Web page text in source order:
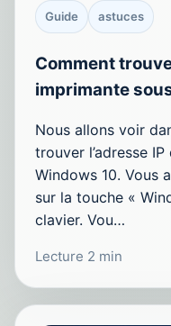
Guide astuces
Comment
imprimante
Nous allons voir
trouver l’adresse
Windows 10. Vous
sur la touche «
clavier. Vou…
Lecture 2 min